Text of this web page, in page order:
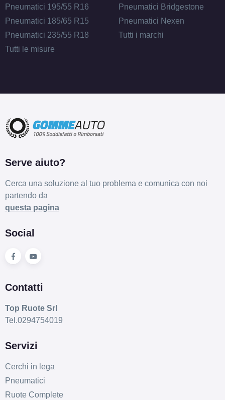
Pneumatici 195/55 R16
Pneumatici 185/65 R15
Pneumatici 235/55 R18
Tutti le misure
Pneumatici Bridgestone
Pneumatici Nexen
Tutti i marchi
Serve aiuto?
Cerca una soluzione al tuo problema e comunica con noi
partendo da
questa pagina
Social
Contatti
Top Ruote Srl
Tel.0294754019
Servizi
Cerchi in lega
Pneumatici
Ruote Complete